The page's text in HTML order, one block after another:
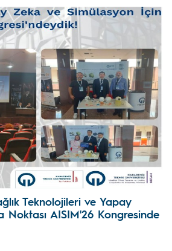
Teknolojileri ve Yapay
Noktası AISIM'26 Kongresinde